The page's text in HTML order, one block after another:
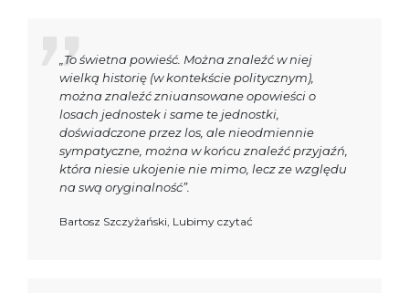
„To świetna powieść. Można znaleźć w niej
wielką historię (w kontekście politycznym),
można znaleźć zniuansowane opowieści o
losach jednostek i same te jednostki,
doświadczone przez los, ale nieodmiennie
sympatyczne, można w końcu znaleźć przyjaźń,
która niesie ukojenie nie mimo, lecz ze względu
na swą oryginalność”.
Bartosz Szczyżański, Lubimy czytać